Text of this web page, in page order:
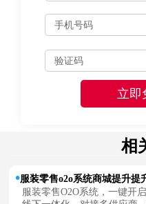
相
服装零售o2o系统商城提升提
服装零售O2O系统，一键开